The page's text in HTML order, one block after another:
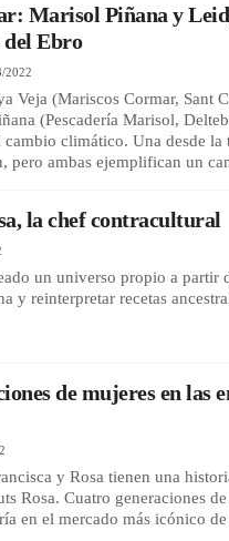
Marisol Piñana y
del Ebro
2022
Veja (Mariscos Cormar, Sant
(Pescadería Marisol,
cambio climático. Una desde la
pero ambas ejemplifican un
la chef contracultural
un universo propio a partir
y reinterpretar recetas
de mujeres en las
y Rosa tienen una
Rosa. Cuatro generaciones
en el mercado más icónico